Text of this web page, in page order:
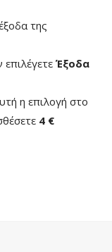
της
Έξοδα
η επιλογή στο
4 €